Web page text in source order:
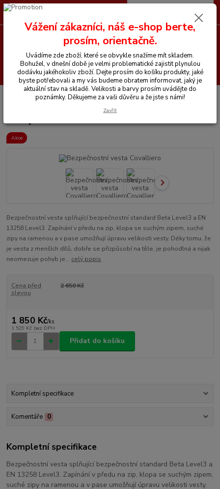
Hledat
+420 605 255 500 0 Kč
Vše pro jezdce Bezpečnostní vesta Covalliero
Bezpečnostní vesta Covalliero
Akce
Bezpečnostní vesta splňující bezpečnostní standard Beta Level3 a EN
13258 Level3. Zapínání v předu na zip, klopa se suchým zipem, suché
zipy na ramenou a v pase umožňují úpravu velikosti vesty. Déky tomu, že
je vesta z menších dílů, dobře se přizpůsobí na těle, je pohodlná a nijak
neomezuje pohyb je... celý popis
Cena před
slevou
2 650 Kč
1 850 Kč/ks
1 529 Kč bez DPH
Přidat do košíku
Kompletní specifikace
Komentáře 0
Kompletní specifikace
Bezpečnostní vesta splňující bezpečnostní standard Beta Level3 a
EN 13258 Level3. Zapínání v předu na zip, klopa se suchým zipem,
suché zipy na ramenou a v pase umožňují úpravu velikosti vesty.
Vážení zákazníci, náš e-shop berte,
prosím, orientačně.
Uvádíme zde zboží, které se obvykle snažíme mít skladem.
Bohužel, v dnešní době je velmi problematické zajistit plynulou
dodávku jakéhokoliv zboží. Dejte prosím do košíku produkty, jaké
byste potřebovali a my vás budeme obratem informovat, jaký je
aktuální stav na skladě. Velikosti a barvy prosím uvádějte do
poznámky. Děkujeme za vaši důvěru a že jste s námi!
Zavřít